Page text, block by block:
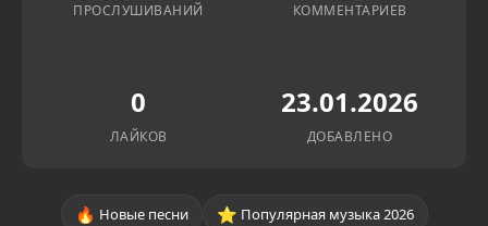
ПРОСЛУШИВАНИЙ КОММЕНТАРИЕВ
0
ЛАЙКОВ
23.01.2026
ДОБАВЛЕНО
🔥 Новые песни ⭐ Популярная музыка 2026